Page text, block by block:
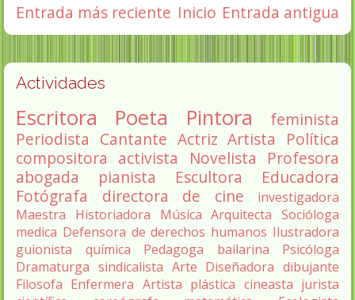
Entrada más reciente Entrada antigua
Inicio
Actividades
Escritora Poeta Pintora
feminista
Periodista Cantante Actriz Artista
Política
compositora activista Novelista
Profesora
abogada
pianista Escultora
Educadora
Fotógrafa
directora de cine
investigadora
Maestra
Historiadora Música Arquitecta Socióloga
medica Defensora de derechos humanos Ilustradora
guionista
química Pedagoga bailarina
Psicóloga
Dramaturga sindicalista Arte Diseñadora dibujante
Filosofa Enfermera Artista plástica cineasta jurista